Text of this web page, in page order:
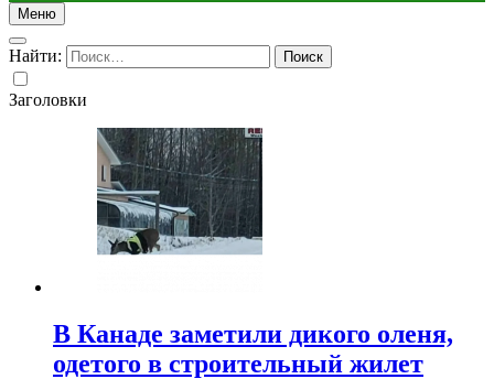
Меню
Найти:
Заголовки
В Канаде заметили дикого оленя,
одетого в строительный жилет